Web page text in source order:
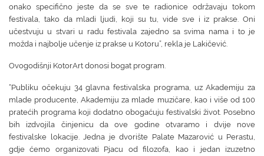
onako specifično jeste da se sve te radionice održavaju tokom
festivala, tako da mladi ljudi, koji su tu, vide sve i iz prakse. Oni
učestvuju u stvari u radu festivala zajedno sa svima nama i to je
možda i najbolje učenje iz prakse u Kotoru”, rekla je Lakičević.
Ovogodišnji KotorArt donosi bogat program.
“Publiku očekuju 34 glavna festivalska programa, uz Akademiju za
mlade producente, Akademiju za mlade muzičare, kao i više od 100
pratećih programa koji dodatno obogaćuju festivalski život. Posebno
bih izdvojila činjenicu da ove godine otvaramo i dvije nove
festivalske lokacije. Jedna je dvorište Palate Mazarović u Perastu,
gdje ćemo organizovati Pjacu od filozofa, kao i jedan izuzetno